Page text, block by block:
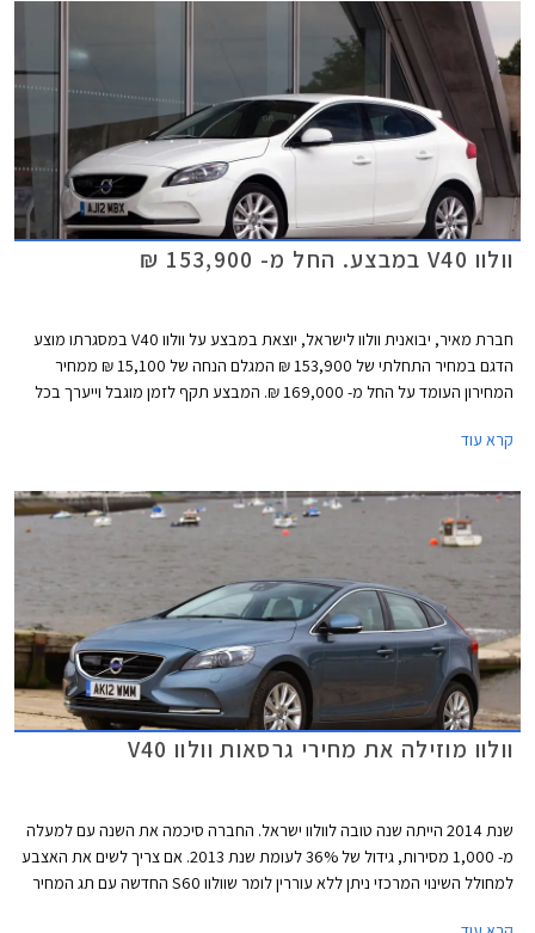
וולוו V40 במבצע. החל מ- 153,900 ₪
חברת מאיר, יבואנית וולוו לישראל, יוצאת במבצע על וולוו V40 במסגרתו מוצע
הדגם במחיר התחלתי של 153,900 ₪ המגלם הנחה של 15,100 ₪ ממחיר
המחירון העומד על החל מ- 169,000 ₪. המבצע תקף לזמן מוגבל וייערך בכל
קרא עוד
וולוו מוזילה את מחירי גרסאות וולוו V40
שנת 2014 הייתה שנה טובה לוולוו ישראל. החברה סיכמה את השנה עם למעלה
מ- 1,000 מסירות, גידול של 36% לעומת שנת 2013. אם צריך לשים את האצבע
למחולל השינוי המרכזי ניתן ללא עוררין לומר שוולוו S60 החדשה עם תג המחיר